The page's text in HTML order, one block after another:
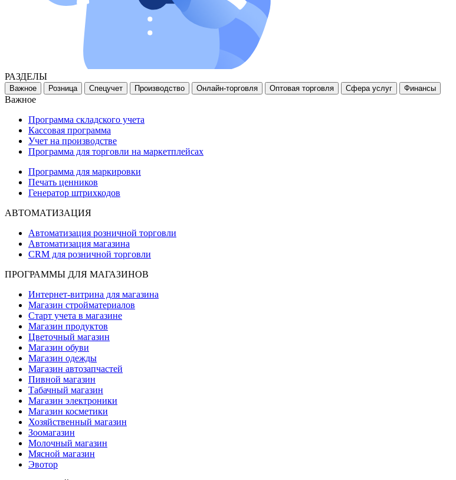
РАЗДЕЛЫ
Важное Розница Спецучет Производство Онлайн-торговля Оптовая торговля Сфера услуг Финансы
Важное
Программа складского учета
Кассовая программа
Учет на производстве
Программа для торговли на маркетплейсах
Программа для маркировки
Печать ценников
Генератор штрихкодов
АВТОМАТИЗАЦИЯ
Автоматизация розничной торговли
Автоматизация магазина
CRM для розничной торговли
ПРОГРАММЫ ДЛЯ МАГАЗИНОВ
Интернет-витрина для магазина
Магазин стройматериалов
Старт учета в магазине
Магазин продуктов
Цветочный магазин
Магазин обуви
Магазин одежды
Магазин автозапчастей
Пивной магазин
Табачный магазин
Магазин электроники
Магазин косметики
Хозяйственный магазин
Зоомагазин
Молочный магазин
Мясной магазин
Эвотор